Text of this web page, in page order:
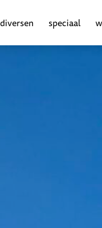
diversen speciaal